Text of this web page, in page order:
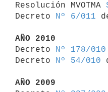
Resolución MVOTMA
Decreto
Nº 6/011
AÑO 2010
Decreto
Nº 178/010
Decreto
Nº 54/010
AÑO 2009